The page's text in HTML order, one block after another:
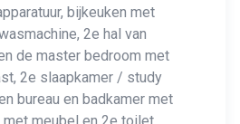
bijkeuken met
2e hal van
de master bedroom met
2e slaapkamer / study
bureau en badkamer met